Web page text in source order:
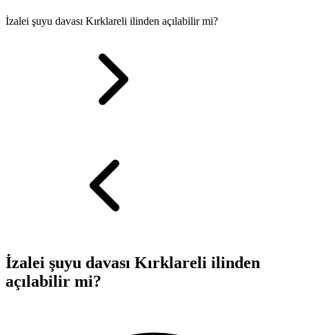
İzalei şuyu davası Kırklareli ilinden açılabilir mi?
İzalei şuyu davası Kırklareli ilinden
açılabilir mi?